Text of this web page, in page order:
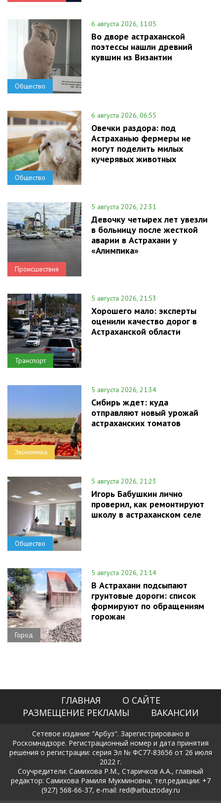
Общество
6 августа 2026, 11:05
Во дворе астраханской
поэтессы нашли древний
кувшин из Византии
Общество
6 августа 2026, 06:55
Овечки раздора: под
Астраханью фермеры не
могут поделить милых
кучерявых животных
Происшествия
5 августа 2026, 22:31
Девочку четырех лет увезли
в больницу после жесткой
аварии в Астрахани у
«Алимпика»
Транспорт
5 августа 2026, 21:53
Хорошего мало: эксперты
оценили качество дорог в
Астраханской области
Экономика
5 августа 2026, 21:34
Сибирь ждет: куда
отправляют новый урожай
астраханских томатов
Общество
5 августа 2026, 21:23
Игорь Бабушкин лично
проверил, как ремонтируют
школу в астраханском селе
Город
5 августа 2026, 21:14
В Астрахани подсыпают
грунтовые дороги: список
формируют по обращениям
горожан
ГЛАВНАЯ
О САЙТЕ
РАЗМЕЩЕНИЕ РЕКЛАМЫ
ВАКАНСИИ
Сетевое издание "Арбуз". Зарегистрировано в
Роскомнадзоре. Регистрационный номер и дата принятия
решения о регистрации: серия Эл № ФС77-83656 от 26 июля
2022 г.
Соучредители: Самихова Р.М., Старичков А.А., главный
редактор: Самихова Рамиля Мукминовна, тел.редакции: +7
(927) 568-66-37, e-mail: red@arbuztoday.ru